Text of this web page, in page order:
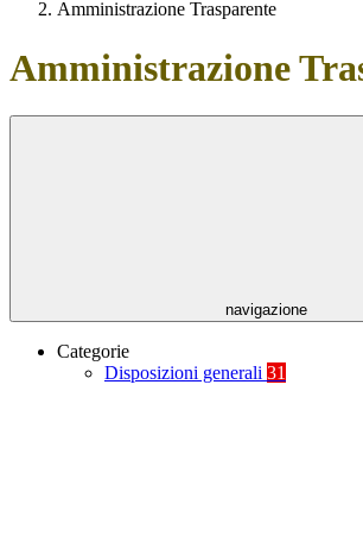
Amministrazione Trasparente
Amministrazione
navigazione
Categorie
Disposizioni generali 31